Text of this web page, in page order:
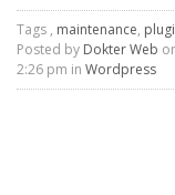
Tags , maintenance,
Posted by Dokter Web
2:26 pm in Wordpress